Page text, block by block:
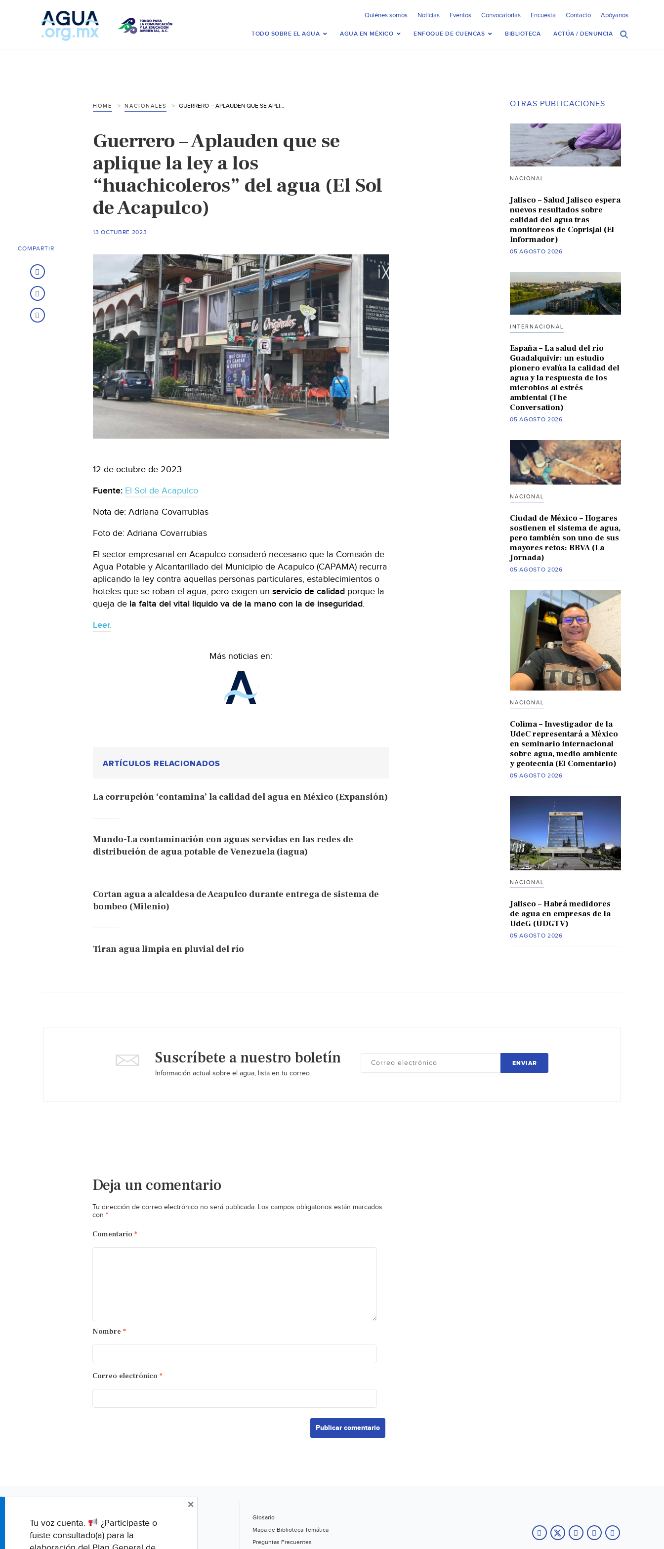
Quiénes somos Noticias Eventos Convocatorias Encuesta Contacto Apóyanos
TODO SOBRE EL AGUA AGUA EN MÉXICO ENFOQUE DE CUENCAS BIBLIOTECA ACTÚA / DENUNCIA
HOME NACIONALES GUERRERO – APLAUDEN QUE SE APLIQUE LA LEY A LOS “HUACHICOLEROS” DEL AGUA (EL SOL DE ACAPULCO)
Guerrero – Aplauden que se
aplique la ley a los
“huachicoleros” del agua (El Sol
de Acapulco)
13 OCTUBRE 2023
12 de octubre de 2023
Fuente: El Sol de Acapulco
Nota de: Adriana Covarrubias
Foto de: Adriana Covarrubias
El sector empresarial en Acapulco consideró necesario que la Comisión de
Agua Potable y Alcantarillado del Municipio de Acapulco (CAPAMA) recurra
aplicando la ley contra aquellas personas particulares, establecimientos o
hoteles que se roban el agua, pero exigen un servicio de calidad porque la
queja de la falta del vital liquido va de la mano con la de inseguridad.
Leer.
Más noticias en:
ARTÍCULOS RELACIONADOS
La corrupción ‘contamina’ la calidad del agua en México (Expansión)
Mundo-La contaminación con aguas servidas en las redes de
distribución de agua potable de Venezuela (iagua)
Cortan agua a alcaldesa de Acapulco durante entrega de sistema de
bombeo (Milenio)
Tiran agua limpia en pluvial del río
COMPARTIR
OTRAS PUBLICACIONES
NACIONAL
Jalisco – Salud Jalisco espera
nuevos resultados sobre
calidad del agua tras
monitoreos de Coprisjal (El
Informador)
05 AGOSTO 2026
INTERNACIONAL
España – La salud del río
Guadalquivir: un estudio
pionero evalúa la calidad del
agua y la respuesta de los
microbios al estrés
ambiental (The
Conversation)
05 AGOSTO 2026
NACIONAL
Ciudad de México – Hogares
sostienen el sistema de agua,
pero también son uno de sus
mayores retos: BBVA (La
Jornada)
05 AGOSTO 2026
NACIONAL
Colima – Investigador de la
UdeC representará a México
en seminario internacional
sobre agua, medio ambiente
y geotecnia (El Comentario)
05 AGOSTO 2026
NACIONAL
Jalisco – Habrá medidores
de agua en empresas de la
UdeG (UDGTV)
05 AGOSTO 2026
Suscríbete a nuestro boletín
Información actual sobre el agua, lista en tu correo.
ENVIAR
Deja un comentario
Tu dirección de correo electrónico no será publicada. Los campos obligatorios están marcados
con *
Comentario *
Nombre *
Correo electrónico *
Glosario
Mapa de Biblioteca Temática
Preguntas Frecuentes
Tu voz cuenta.
¿Participaste o
fuiste consultado(a) para la
×